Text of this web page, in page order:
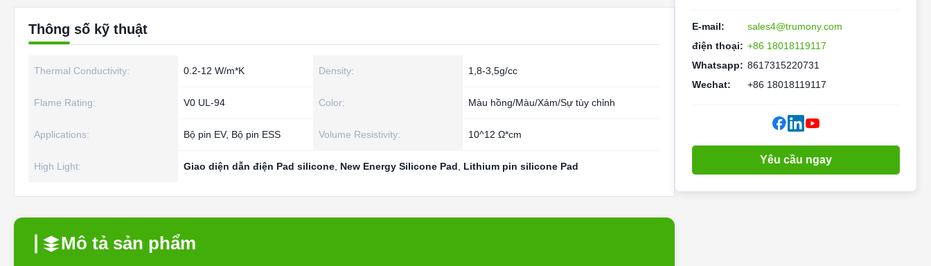
Thông số kỹ thuật
Thermal Conductivity: 0.2-12 W/m*K Density: 1,8-3,5g/cc
Flame Rating: V0 UL-94 Color: Màu hồng/Màu/Xám/Sự tùy chỉnh
Applications: Bộ pin EV, Bộ pin ESS Volume Resistivity: 10^12 Ω*cm
High Light: Giao diện dẫn điện Pad silicone New Energy Silicone Pad Lithium pin silicone Pad
Mô tả sản phẩm
E-mail:
sales4@trumony.com
điện thoại: +86 18018119117
Whatsapp: 8617315220731
Wechat:
+86 18018119117
Yêu cầu ngay